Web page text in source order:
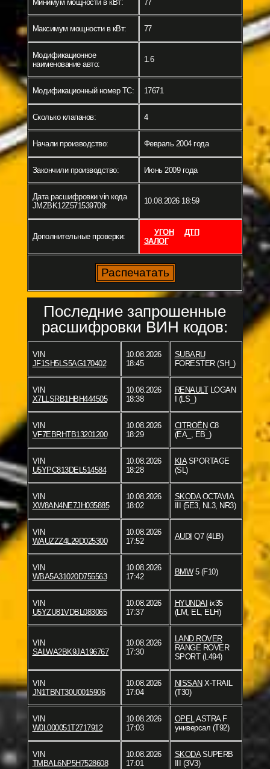
Минимум мощности в кВт: 77
Максимум мощности в кВт: 77
Модификационное
наименование авто:
1.6
Модификационный номер ТС: 17671
Сколько клапанов: 4
Начали производство: Февраль 2004 года
Закончили производство: Июнь 2009 года
Дата расшифровки vin кода
JMZBK12Z571539709:
10.08.2026 18:59
Дополнительные проверки: УГОН
ДТП
ЗАЛОГ
Последние запрошенные
расшифровки ВИН кодов:
VIN
JF1SH5LS5AG170402
10.08.2026
18:45
SUBARU
FORESTER (SH_)
VIN
X7LLSRB1HBH444505
10.08.2026
18:38
RENAULTLOGAN
I (LS_)
VIN
VF7EBRHTB13201200
10.08.2026
18:29
CITROËNC8
(EA_, EB_)
VIN
U5YPC813DEL514584
10.08.2026
18:28
KIASPORTAGE
(SL)
VIN
XW8AN4NE7JH035885
10.08.2026
18:02
SKODAOCTAVIA
III (5E3, NL3, NR3)
VIN
WAUZZZ4L29D025300
10.08.2026
17:52
AUDI Q7 (4LB)
VIN
WBA5A31020D755563
10.08.2026
17:42
BMW5 (F10)
VIN
U5YZU81VDBL083065
10.08.2026
17:37
HYUNDAI ix35
(LM, EL, ELH)
VIN
SALWA2BK9JA196767
10.08.2026
17:30
LAND ROVER
RANGE ROVER
SPORT (L494)
VIN
JN1TBNT30U0015906
10.08.2026
17:04
NISSANX-TRAIL
(T30)
VIN
W0L000051T2717912
10.08.2026
17:03
OPEL ASTRA F
универсал (T92)
VIN
TMBAL6NP5H7528608
10.08.2026
17:01
SKODASUPERB
III (3V3)